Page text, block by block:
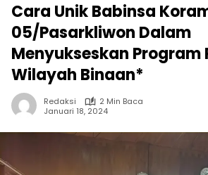
Cara Unik Babinsa
05/Pasarkliwon Dalam
Menyukseskan Program
Wilayah Binaan*
Redaksi
2 Min Baca
Januari 18, 2024